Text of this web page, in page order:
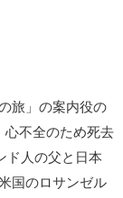
旅」の案内役の
心不全のため死去
ド人の父と日本
国のロサンゼル